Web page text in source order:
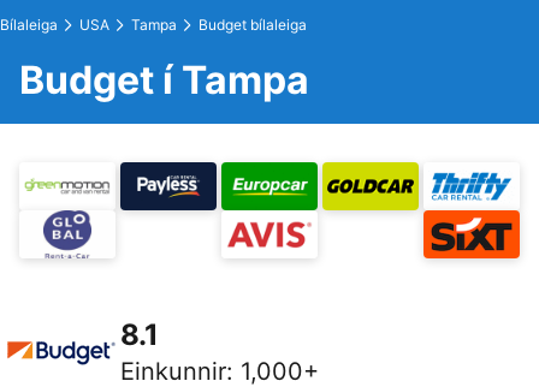
Bílaleiga USA Tampa Budget bílaleiga
Budget í Tampa
8.1
Einkunnir: 1,000+